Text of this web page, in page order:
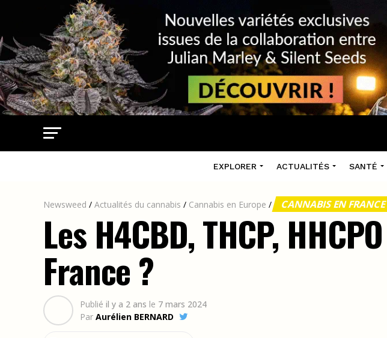
EXPLORER ACTUALITÉS SANTÉ
Newsweed / Actualités du cannabis / Cannabis en Europe / CANNABIS EN FRANCE
Les H4CBD, THCP,
France ?
Publié il y a 2 ans le 7 mars 2024
Par Aurélien BERNARD